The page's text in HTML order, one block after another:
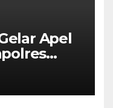
Apel
Musim